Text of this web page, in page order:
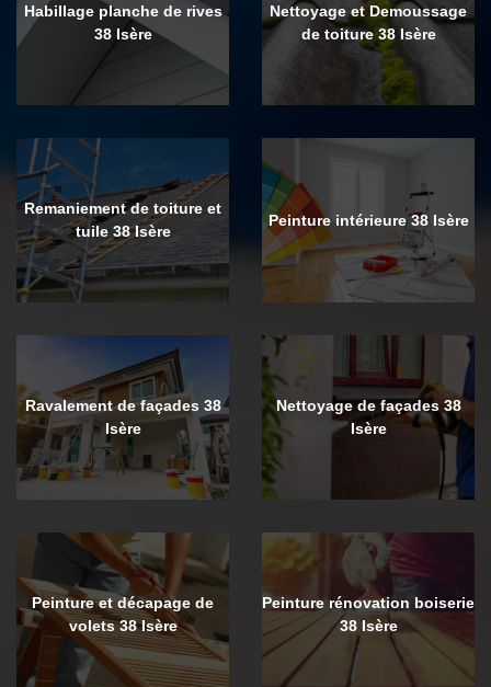
Habillage planche de rives
38 Isère
Nettoyage et Demoussage
de toiture 38 Isère
Remaniement de toiture et
tuile 38 Isère
Peinture intérieure 38 Isère
Ravalement de façades 38
Isère
Nettoyage de façades 38
Isère
Peinture et décapage de
volets 38 Isère
Peinture rénovation boiserie
38 Isère